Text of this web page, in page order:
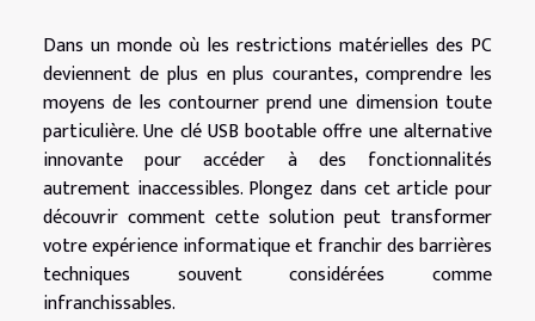
Dans un monde où les restrictions matérielles des PC
deviennent de plus en plus courantes, comprendre les
moyens de les contourner prend une dimension toute
particulière. Une clé USB bootable offre une alternative
innovante pour accéder à des fonctionnalités
autrement inaccessibles. Plongez dans cet article pour
découvrir comment cette solution peut transformer
votre expérience informatique et franchir des barrières
techniques souvent considérées comme
infranchissables.